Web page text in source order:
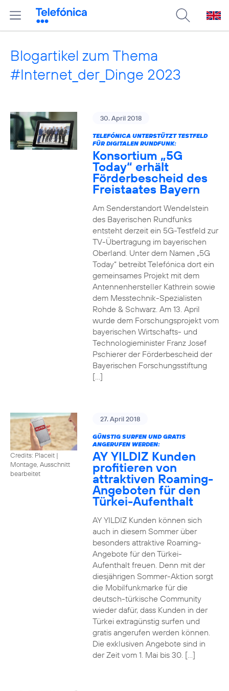
Blogartikel zum Thema
#Internet_der_Dinge 2023
30. April 2018
TELEFÓNICA UNTERSTÜTZT TESTFELD
FÜR DIGITALEN RUNDFUNK:
Konsortium „5G
Today“ erhält
Förderbescheid des
Freistaates Bayern
Am Senderstandort Wendelstein
des Bayerischen Rundfunks
entsteht derzeit ein 5G-Testfeld zur
TV-Übertragung im bayerischen
Oberland. Unter dem Namen „5G
Today“ betreibt Telefónica dort ein
gemeinsames Projekt mit dem
Antennenhersteller Kathrein sowie
dem Messtechnik-Spezialisten
Rohde & Schwarz. Am 13. April
wurde dem Forschungsprojekt vom
bayerischen Wirtschafts- und
Technologieminister Franz Josef
Pschierer der Förderbescheid der
Bayerischen Forschungsstiftung
[…]
Credits: Placeit |
Montage, Ausschnitt
bearbeitet
27. April 2018
GÜNSTIG SURFEN UND GRATIS
ANGERUFEN WERDEN:
AY YILDIZ Kunden
profitieren von
attraktiven Roaming-
Angeboten für den
Türkei-Aufenthalt
AY YILDIZ Kunden können sich
auch in diesem Sommer über
besonders attraktive Roaming-
Angebote für den Türkei-
Aufenthalt freuen. Denn mit der
diesjährigen Sommer-Aktion sorgt
die Mobilfunkmarke für die
deutsch-türkische Community
wieder dafür, dass Kunden in der
Türkei extragünstig surfen und
gratis angerufen werden können.
Die exklusiven Angebote sind in
der Zeit vom 1. Mai bis 30. […]